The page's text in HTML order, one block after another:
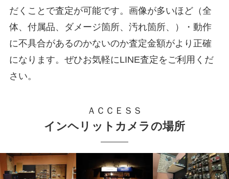
だくことで査定が可能です。画像が多いほど（全
体、付属品、ダメージ箇所、汚れ箇所、）・動作
に不具合があるのかないのか査定金額がより正確
になります。ぜひお気軽にLINE査定をご利用くだ
さい。
ＡＣＣＥＳＳ
インヘリットカメラの場所